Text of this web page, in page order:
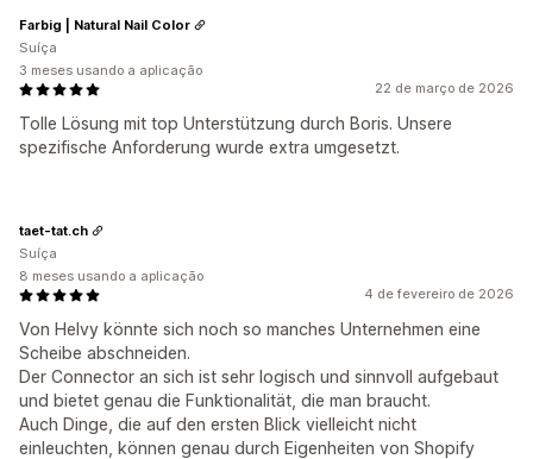
22 de março de 2026
Tolle Lösung mit top Unterstützung durch Boris. Unsere
spezifische Anforderung wurde extra umgesetzt.
Farbig | Natural Nail Color
Suíça
3 meses usando a aplicação
4 de fevereiro de 2026
Von Helvy könnte sich noch so manches Unternehmen eine
Scheibe abschneiden.
Der Connector an sich ist sehr logisch und sinnvoll aufgebaut
und bietet genau die Funktionalität, die man braucht.
Auch Dinge, die auf den ersten Blick vielleicht nicht
einleuchten, können genau durch Eigenheiten von Shopify
taet-tat.ch
Suíça
8 meses usando a aplicação